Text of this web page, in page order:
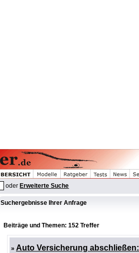
oder Erweiterte Suche
Suchergebnisse Ihrer Anfrage
Beiträge und Themen: 152 Treffer
» Auto Versicherung